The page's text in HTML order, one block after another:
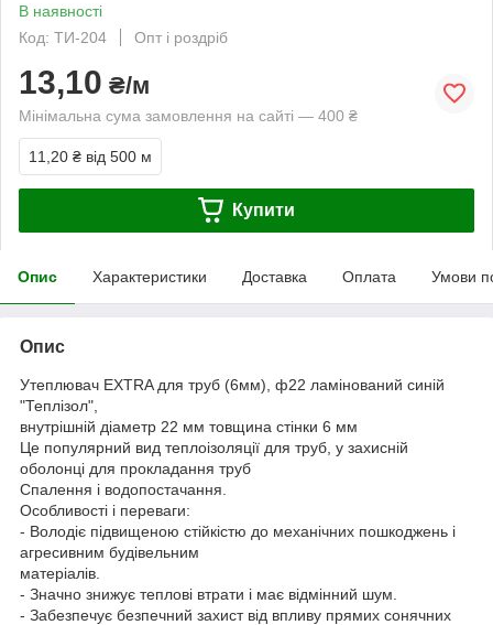
В наявності
Код: ТИ-204
Опт і роздріб
13,10 ₴/м
Мінімальна сума замовлення на сайті — 400 ₴
11,20 ₴ від 500 м
Купити
Опис Характеристики Доставка Оплата Умови
Опис
Утеплювач EXTRA для труб (6мм), ф22 ламінований синій
"Теплізол",
внутрішній діаметр 22 мм товщина стінки 6 мм
Це популярний вид теплоізоляції для труб, у захисній
оболонці для прокладання труб
Спалення і водопостачання.
Особливості і переваги:
- Володіє підвищеною стійкістю до механічних пошкоджень і
агресивним будівельним
матеріалів.
- Значно знижує теплові втрати і має відмінний шум.
- Забезпечує безпечний захист від впливу прямих сонячних